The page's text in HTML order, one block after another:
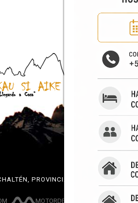
PROVINCIA DE SANTA CRUZ,
MOTORDERESERVAS.COM.AR